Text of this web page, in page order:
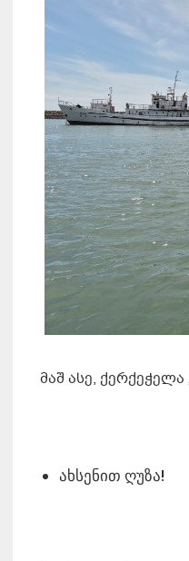
მაშ ასე, ქერქეჭელა
ახსენით ღუზა!